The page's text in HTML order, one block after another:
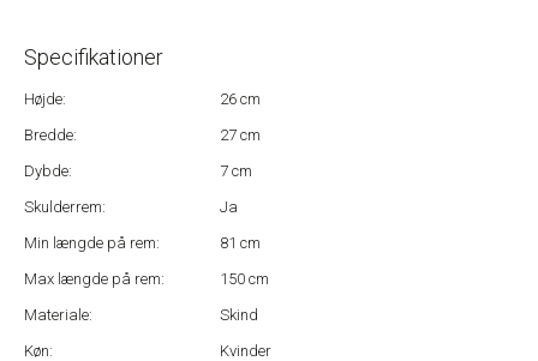
Specifikationer
Højde:
26 cm
Bredde:
27 cm
Dybde:
7 cm
Skulderrem:
Ja
Min længde på rem:
81 cm
Max længde på rem:
150 cm
Materiale:
Skind
Køn:
Kvinder